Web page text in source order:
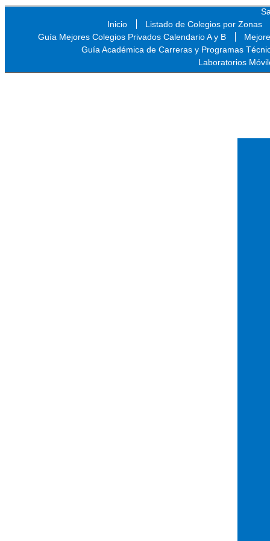
Inicio
Listado de Colegios por Zonas
Guía Mejores Colegios Privados Calendario A y B
Guía Académica de Carreras y Programas
Laboratorios